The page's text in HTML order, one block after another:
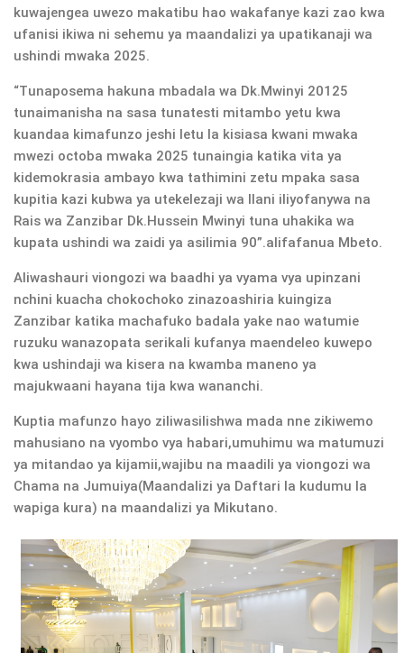
kuwajengea uwezo makatibu hao wakafanye kazi zao kwa
ufanisi ikiwa ni sehemu ya maandalizi ya upatikanaji wa
ushindi mwaka 2025.
“Tunaposema hakuna mbadala wa Dk.Mwinyi 20125
tunaimanisha na sasa tunatesti mitambo yetu kwa
kuandaa kimafunzo jeshi letu la kisiasa kwani mwaka
mwezi octoba mwaka 2025 tunaingia katika vita ya
kidemokrasia ambayo kwa tathimini zetu mpaka sasa
kupitia kazi kubwa ya utekelezaji wa Ilani iliyofanywa na
Rais wa Zanzibar Dk.Hussein Mwinyi tuna uhakika wa
kupata ushindi wa zaidi ya asilimia 90”.alifafanua Mbeto.
Aliwashauri viongozi wa baadhi ya vyama vya upinzani
nchini kuacha chokochoko zinazoashiria kuingiza
Zanzibar katika machafuko badala yake nao watumie
ruzuku wanazopata serikali kufanya maendeleo kuwepo
kwa ushindaji wa kisera na kwamba maneno ya
majukwaani hayana tija kwa wananchi.
Kuptia mafunzo hayo ziliwasilishwa mada nne zikiwemo
mahusiano na vyombo vya habari,umuhimu wa matumuzi
ya mitandao ya kijamii,wajibu na maadili ya viongozi wa
Chama na Jumuiya(Maandalizi ya Daftari la kudumu la
wapiga kura) na maandalizi ya Mikutano.